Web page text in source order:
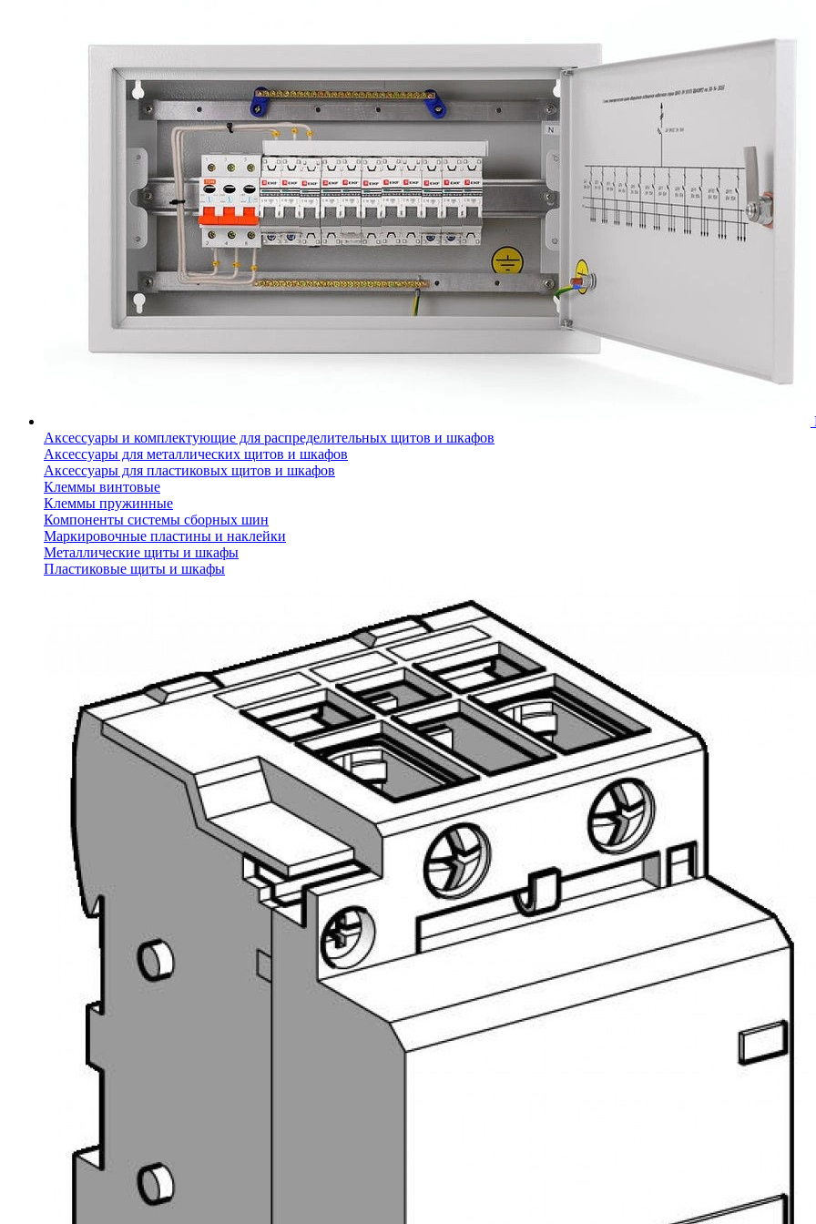
Аксессуары и комплектующие для распределительных щитов и шкафов
Аксессуары для металлических щитов и шкафов
Аксессуары для пластиковых щитов и шкафов
Клеммы винтовые
Клеммы пружинные
Компоненты системы сборных шин
Маркировочные пластины и наклейки
Металлические щиты и шкафы
Пластиковые щиты и шкафы